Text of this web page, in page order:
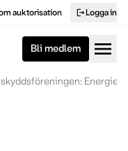
auktorisation logoutLogga in
Bli medlem menu